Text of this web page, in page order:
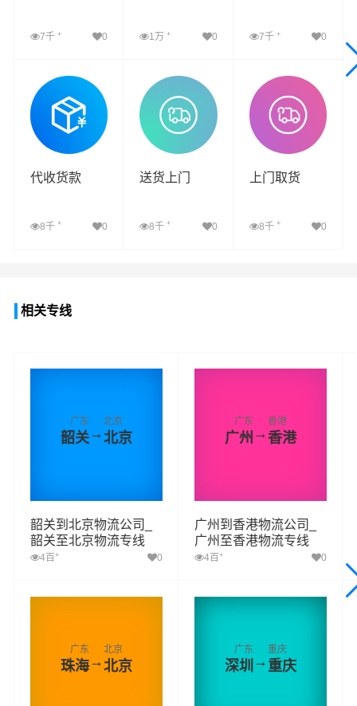
7千 + 0
查看详细
1万+ 0
查看详细
7千 + 0
查看详细
代收货款
8千 + 0
送货上门
8千+ 0
上门取货
8千 + 0
相关专线
广东
韶关→
北京
北京
韶关到北京物流公司_
韶关至北京物流专线
4百 + 0
广东
广州 →
香港
香港
广州到香港物流公司_
广州至香港物流专线
4百 + 0
广东
珠海→
北京
北京
广东
深圳→
重庆
重庆